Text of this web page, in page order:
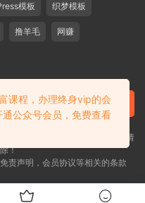
模板 织梦模板
撸羊毛 网赚
网络，若侵犯了您的合法权益，请
！
责声明，会员协议等相关的条款
课程，办理终身vip的会
公众号会员，免费查看